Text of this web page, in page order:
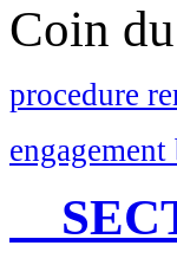
Coin
procedure